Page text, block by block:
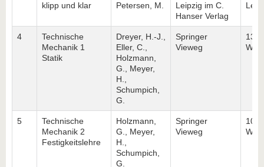
klipp und klar
Petersen, M.
Leipzig im C.
Hanser Verlag
4
Technische
Mechanik 1
Statik
Dreyer, H.-J.,
Eller, C.,
Holzmann,
G., Meyer,
H.,
Schumpich,
G.
Springer
Vieweg
13.
5
Technische
Mechanik 2
Festigkeitslehre
Holzmann,
G., Meyer,
H.,
Schumpich,
G.
Springer
Vieweg
10.